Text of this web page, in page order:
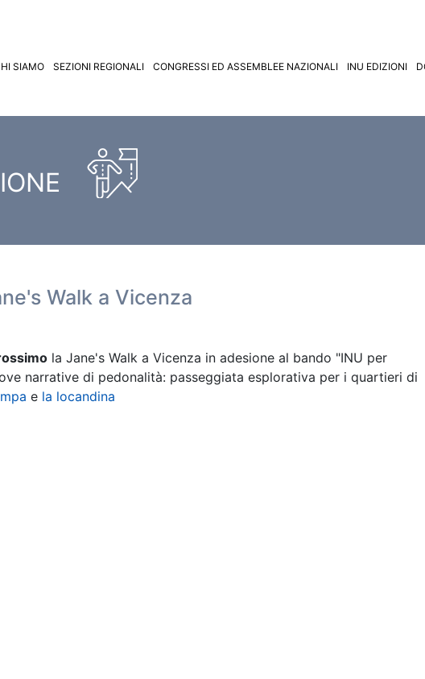
SIAMO SEZIONI REGIONALI CONGRESSI ED ASSEMBLEE NAZIONALI INU EDIZIONI
Walk a Vicenza
la Jane's Walk a Vicenza in adesione al bando "INU per
narrative di pedonalità: passeggiata esplorativa per i quartieri di
e la locandina